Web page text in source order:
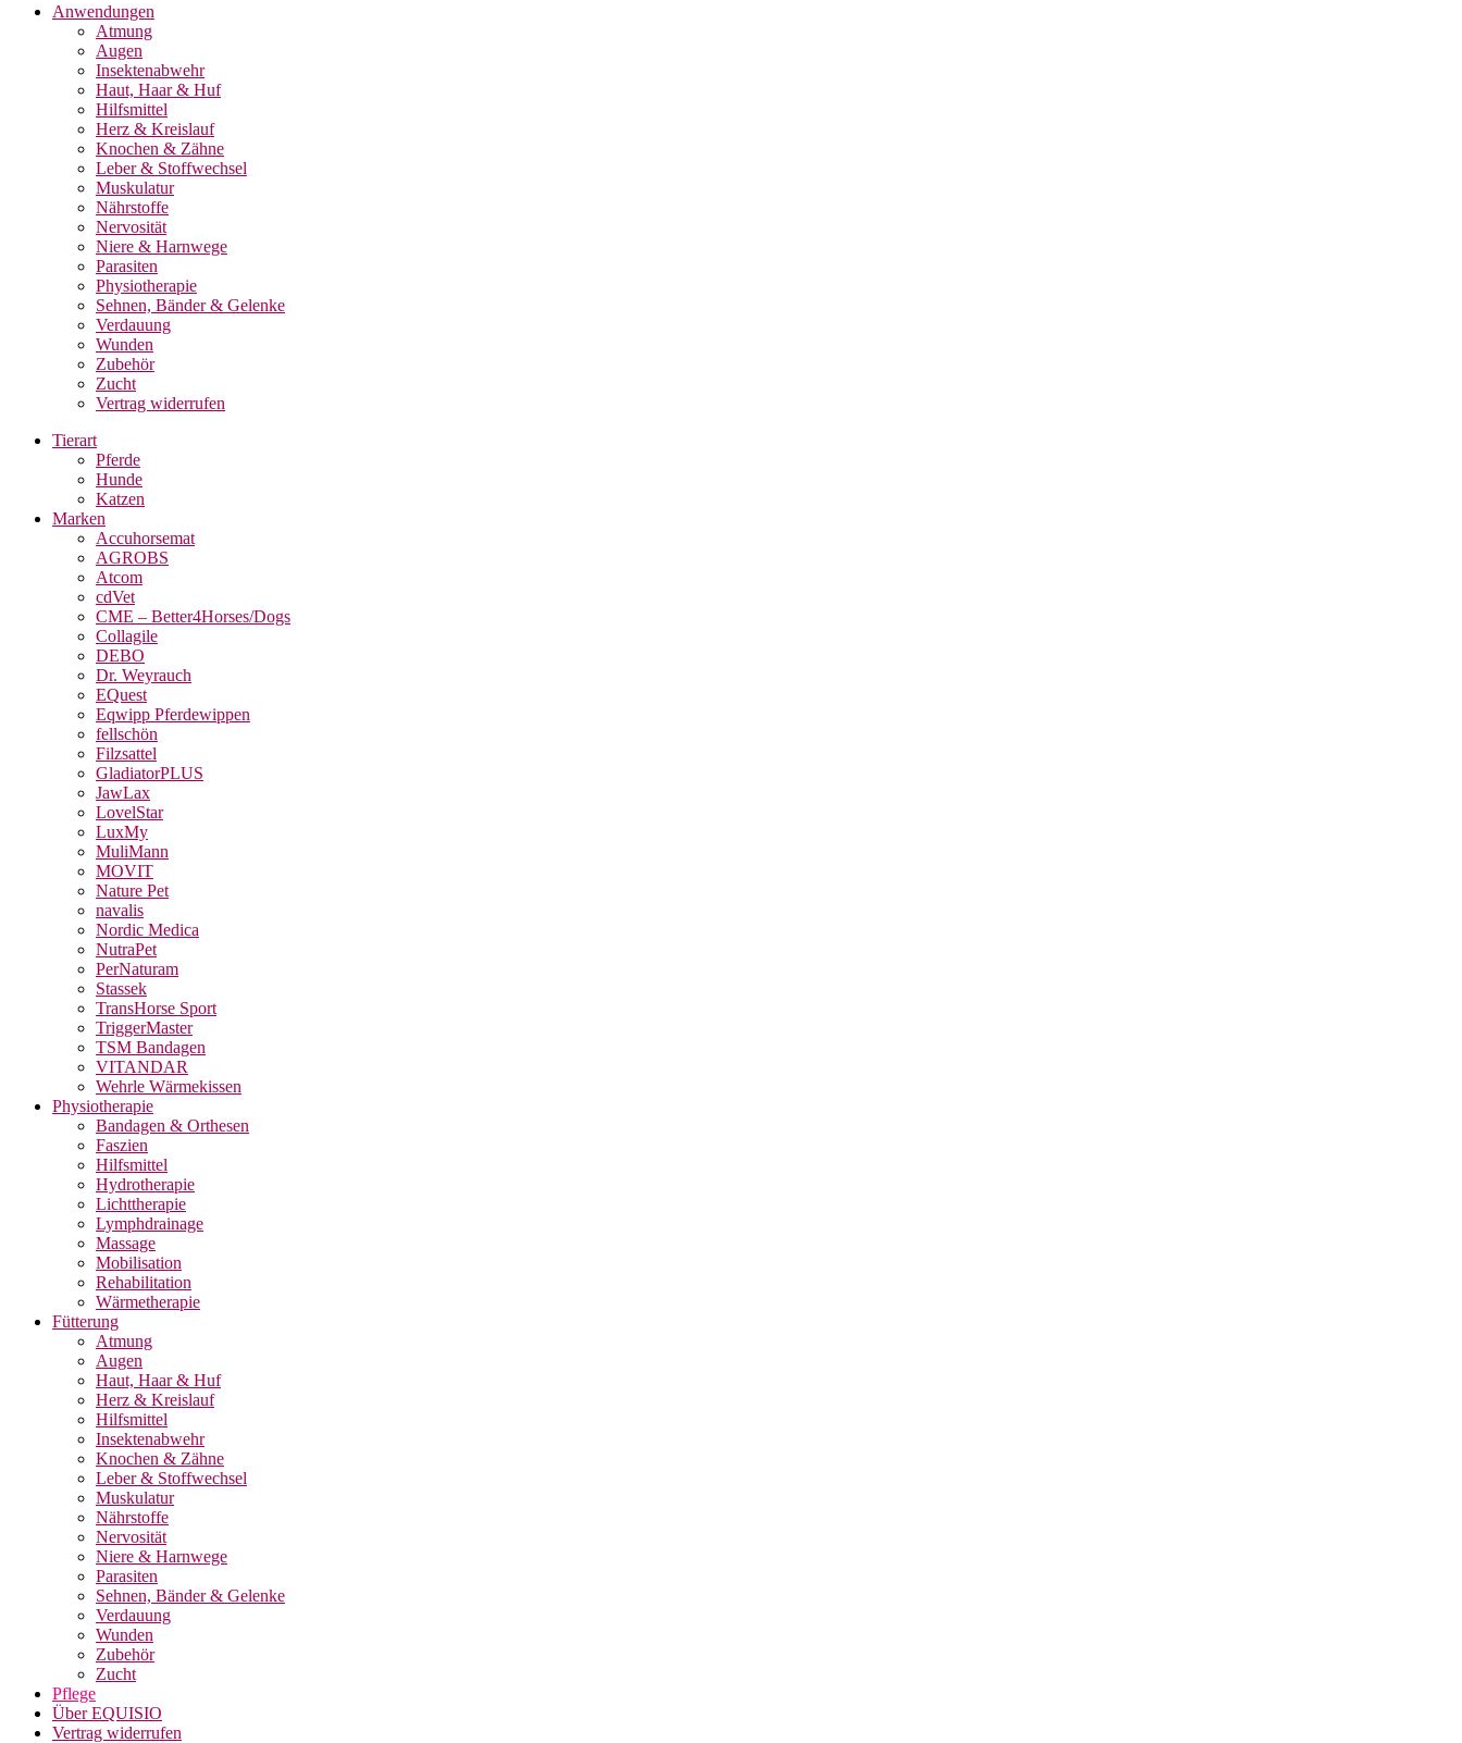
Anwendungen
Atmung
Augen
Insektenabwehr
Haut, Haar & Huf
Hilfsmittel
Herz & Kreislauf
Knochen & Zähne
Leber & Stoffwechsel
Muskulatur
Nährstoffe
Nervosität
Niere & Harnwege
Parasiten
Physiotherapie
Sehnen, Bänder & Gelenke
Verdauung
Wunden
Zubehör
Zucht
Vertrag widerrufen
Tierart
Pferde
Hunde
Katzen
Marken
Accuhorsemat
AGROBS
Atcom
cdVet
CME – Better4Horses/Dogs
Collagile
DEBO
Dr. Weyrauch
EQuest
Eqwipp Pferdewippen
fellschön
Filzsattel
GladiatorPLUS
JawLax
LovelStar
LuxMy
MuliMann
MOVIT
Nature Pet
navalis
Nordic Medica
NutraPet
PerNaturam
Stassek
TransHorse Sport
TriggerMaster
TSM Bandagen
VITANDAR
Wehrle Wärmekissen
Physiotherapie
Bandagen & Orthesen
Faszien
Hilfsmittel
Hydrotherapie
Lichttherapie
Lymphdrainage
Massage
Mobilisation
Rehabilitation
Wärmetherapie
Fütterung
Atmung
Augen
Haut, Haar & Huf
Herz & Kreislauf
Hilfsmittel
Insektenabwehr
Knochen & Zähne
Leber & Stoffwechsel
Muskulatur
Nährstoffe
Nervosität
Niere & Harnwege
Parasiten
Sehnen, Bänder & Gelenke
Verdauung
Wunden
Zubehör
Zucht
Pflege
Über EQUISIO
Vertrag widerrufen